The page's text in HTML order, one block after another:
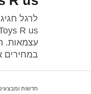
עצמאות.
במחירים
חדשות